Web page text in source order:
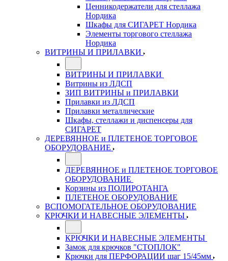
Ценникодержатели для стеллажа
Нордика
Шкафы для СИГАРЕТ Нордика
Элементы торгового стеллажа
Нордика
ВИТРИНЫ И ПРИЛАВКИ
ВИТРИНЫ И ПРИЛАВКИ
Витрины из ЛДСП
ЗИП ВИТРИНЫ и ПРИЛАВКИ
Прилавки из ЛДСП
Прилавки металлические
Шкафы, стеллажи и диспенсеры для
СИГАРЕТ
ДЕРЕВЯННОЕ и ПЛЕТЕНОЕ ТОРГОВОЕ
ОБОРУДОВАНИЕ
ДЕРЕВЯННОЕ и ПЛЕТЕНОЕ ТОРГОВОЕ
ОБОРУДОВАНИЕ
Корзины из ПОЛИРОТАНГА
ПЛЕТЕНОЕ ОБОРУДОВАНИЕ
ВСПОМОГАТЕЛЬНОЕ ОБОРУДОВАНИЕ
КРЮЧКИ И НАВЕСНЫЕ ЭЛЕМЕНТЫ
КРЮЧКИ И НАВЕСНЫЕ ЭЛЕМЕНТЫ
Замок для крючков "СТОПЛОК"
Крючки для ПЕРФОРАЦИИ шаг 15/45мм